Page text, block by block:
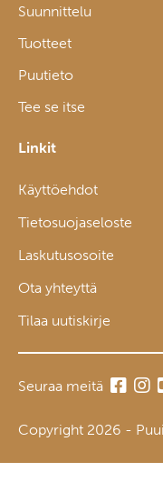
Suunnittelu
Tuotteet
Puutieto
Tee se itse
Linkit
Käyttöehdot
Tietosuojaseloste
Laskutusosoite
Ota yhteyttä
Tilaa uutiskirje
Seuraa meitä
Copyright 2026 -